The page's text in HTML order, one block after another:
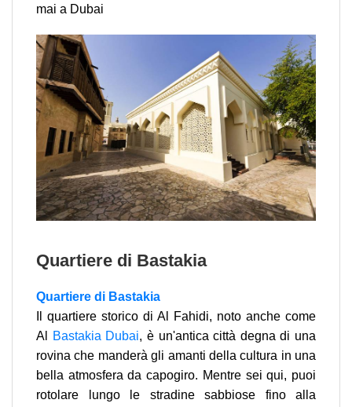
mai a Dubai
Quartiere di Bastakia
Quartiere di Bastakia
Il quartiere storico di Al Fahidi, noto anche come
Al
Bastakia Dubai, è un'antica città degna di una
rovina che manderà gli amanti della cultura in una
bella atmosfera da capogiro. Mentre sei qui, puoi
rotolare lungo le stradine sabbiose fino alla